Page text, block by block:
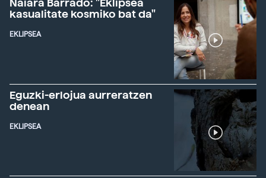
Naiara Barrado: "Eklipsea
kasualitate kosmiko bat da"
EKLIPSEA
Eguzki-erlojua aurreratzen
denean
EKLIPSEA